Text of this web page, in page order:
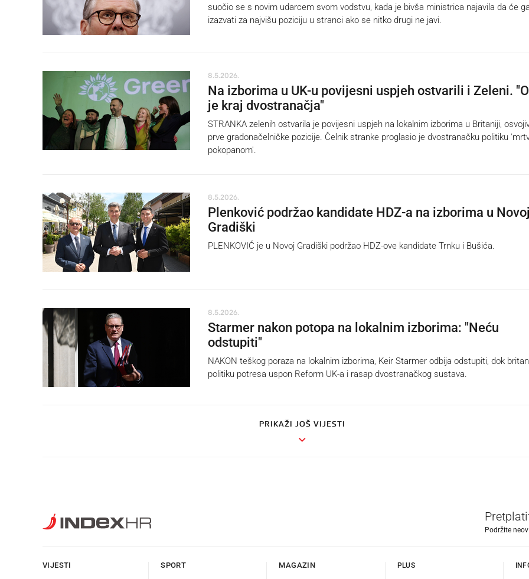
suočio se s novim udarcem svom vodstvu, kada je bivša ministrica najavila da će ga
izazvati za najvišu poziciju u stranci ako se nitko drugi ne javi.
8.5.2026.
Na izborima u UK-u povijesni uspjeh ostvarili i Zeleni.
je kraj dvostranačja"
STRANKA zelenih ostvarila je povijesni uspjeh na lokalnim izborima u Britaniji,
prve gradonačelničke pozicije. Čelnik stranke proglasio je dvostranačku politiku
pokopanom'.
8.5.2026.
Plenković podržao kandidate HDZ-a na izborima u Novoj
Gradiški
PLENKOVIĆ je u Novoj Gradiški podržao HDZ-ove kandidate Trnku i Bušića.
8.5.2026.
Starmer nakon potopa na lokalnim izborima: "Neću
odstupiti"
NAKON teškog poraza na lokalnim izborima, Keir Starmer odbija odstupiti, dok
politiku potresa uspon Reform UK-a i rasap dvostranačkog sustava.
PRIKAŽI JOŠ VIJESTI
Podržite
VIJESTI SPORT MAGAZIN PLUS